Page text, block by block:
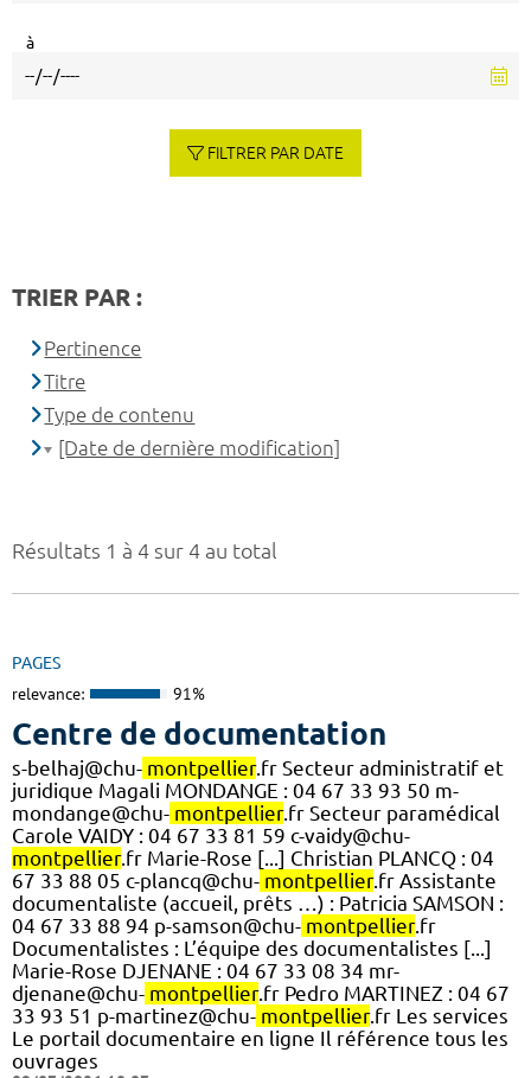
Résultats 1 à 4 sur 4 au total
PAGES
relevance: 91%
Centre de documentation
s-belhaj@chu- montpellier.fr Secteur administratif et
juridique Magali MONDANGE : 04 67 33 93 50 m-
mondange@chu- montpellier.fr Secteur paramédical
Carole VAIDY : 04 67 33 81 59 c-vaidy@chu-
montpellier.fr Marie-Rose [...] Christian PLANCQ : 04
67 33 88 05 c-plancq@chu- montpellier.fr Assistante
documentaliste (accueil, prêts …) : Patricia SAMSON :
04 67 33 88 94 p-samson@chu- montpellier.fr
Documentalistes : L’équipe des documentalistes [...]
Marie-Rose DJENANE : 04 67 33 08 34 mr-
djenane@chu- montpellier.fr Pedro MARTINEZ : 04 67
33 93 51 p-martinez@chu- montpellier.fr Les services
Le portail documentaire en ligne Il référence tous les
ouvrages
à
FILTRER PAR DATE
TRIER PAR :
Pertinence
Titre
Type de contenu
[Date de dernière modification]